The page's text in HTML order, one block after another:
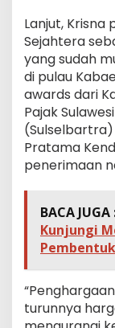
Lanjut, Krisna
Sejahtera
yang sudah
di pulau
awards dari
Pajak
Pratama
penerimaan
BACA JUGA
Kunjungi
turunnya